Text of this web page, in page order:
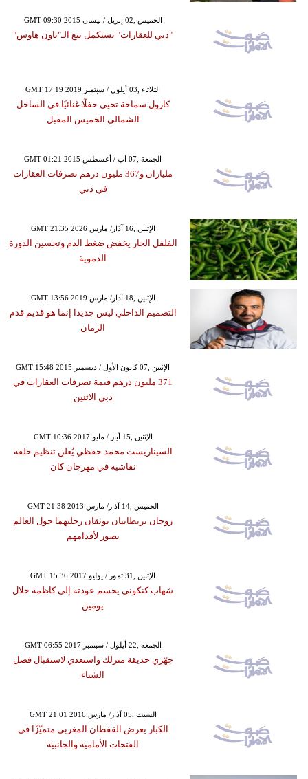
GMT 09:30 2015 الخميس ,02 إبريل / نيسان
"دبي للعقارات" تستكمل بيع الـ"تاون هاوس"
GMT 17:19 2019 الثلاثاء ,03 أيلول / سبتمبر
كارول سماحة تحيى حفلًا غنائيًا في الساحل
الشمالي الخميس المقبل
GMT 01:21 2015 الجمعة ,07 آب / أغسطس
ملياران و367 مليون درهم تصرفات العقارات
في دبي
GMT 21:35 2026 الإثنين ,16 آذار/ مارس
الفلفل الحار يخفض ضغط الدم وتحسين الدورة
الدموية
GMT 13:56 2019 الإثنين ,18 آذار/ مارس
التصميم الداخلي ليس جديدا إنما هو قديم قدم
الزمان
GMT 15:48 2015 الإثنين ,07 كانون الأول / ديسمبر
371 مليون درهم قيمة تصرفات العقارات في
دبي الاثنين
GMT 10:36 2017 الإثنين ,15 أيار / مايو
السيناريست محمد حفظي يُعلن تنظيم حلقة
نقاشية في مهرجان كان
GMT 21:38 2013 الخميس ,14 آذار/ مارس
زوجان بريطانيان يوثقان رحلتهما حول العالم
بصور لأقدامهم
GMT 15:36 2017 الإثنين ,31 تموز / يوليو
شهاب كنكوني يحسم عودته إلى كاظمة خلال
يومين
GMT 06:55 2017 الجمعة ,22 أيلول / سبتمبر
جهّزي حديقة منزلك واستعدي لاستقبال فصل
الشتاء
GMT 21:01 2016 السبت ,05 آذار/ مارس
الكبار يعرض القفطان المغربي متميّزًا في
الفتحات الأمامية والجانبية